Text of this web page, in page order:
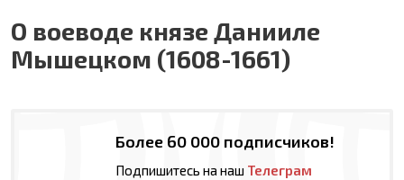
О воеводе князе Данииле
Мышецком (1608-1661)
Более 60 000 подписчиков!
Подпишитесь на наш Телеграм